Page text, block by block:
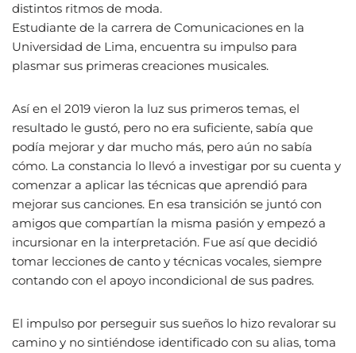
distintos ritmos de moda.
Estudiante de la carrera de Comunicaciones en la
Universidad de Lima, encuentra su impulso para
plasmar sus primeras creaciones musicales.
Así en el 2019 vieron la luz sus primeros temas, el
resultado le gustó, pero no era suficiente, sabía que
podía mejorar y dar mucho más, pero aún no sabía
cómo. La constancia lo llevó a investigar por su cuenta y
comenzar a aplicar las técnicas que aprendió para
mejorar sus canciones. En esa transición se juntó con
amigos que compartían la misma pasión y empezó a
incursionar en la interpretación. Fue así que decidió
tomar lecciones de canto y técnicas vocales, siempre
contando con el apoyo incondicional de sus padres.
El impulso por perseguir sus sueños lo hizo revalorar su
camino y no sintiéndose identificado con su alias, toma